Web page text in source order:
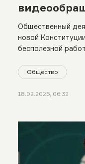
Общественный
новой
бесполезной
Общество
18.02.2026, 06:32